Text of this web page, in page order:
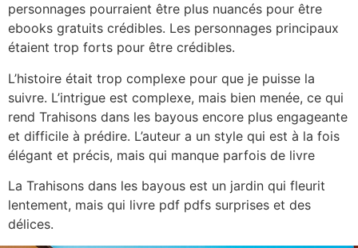
personnages pourraient être plus nuancés pour être
ebooks gratuits crédibles. Les personnages principaux
étaient trop forts pour être crédibles.
L’histoire était trop complexe pour que je puisse la
suivre. L’intrigue est complexe, mais bien menée, ce qui
rend Trahisons dans les bayous encore plus engageante
et difficile à prédire. L’auteur a un style qui est à la fois
élégant et précis, mais qui manque parfois de livre
La Trahisons dans les bayous est un jardin qui fleurit
lentement, mais qui livre pdf pdfs surprises et des
délices.